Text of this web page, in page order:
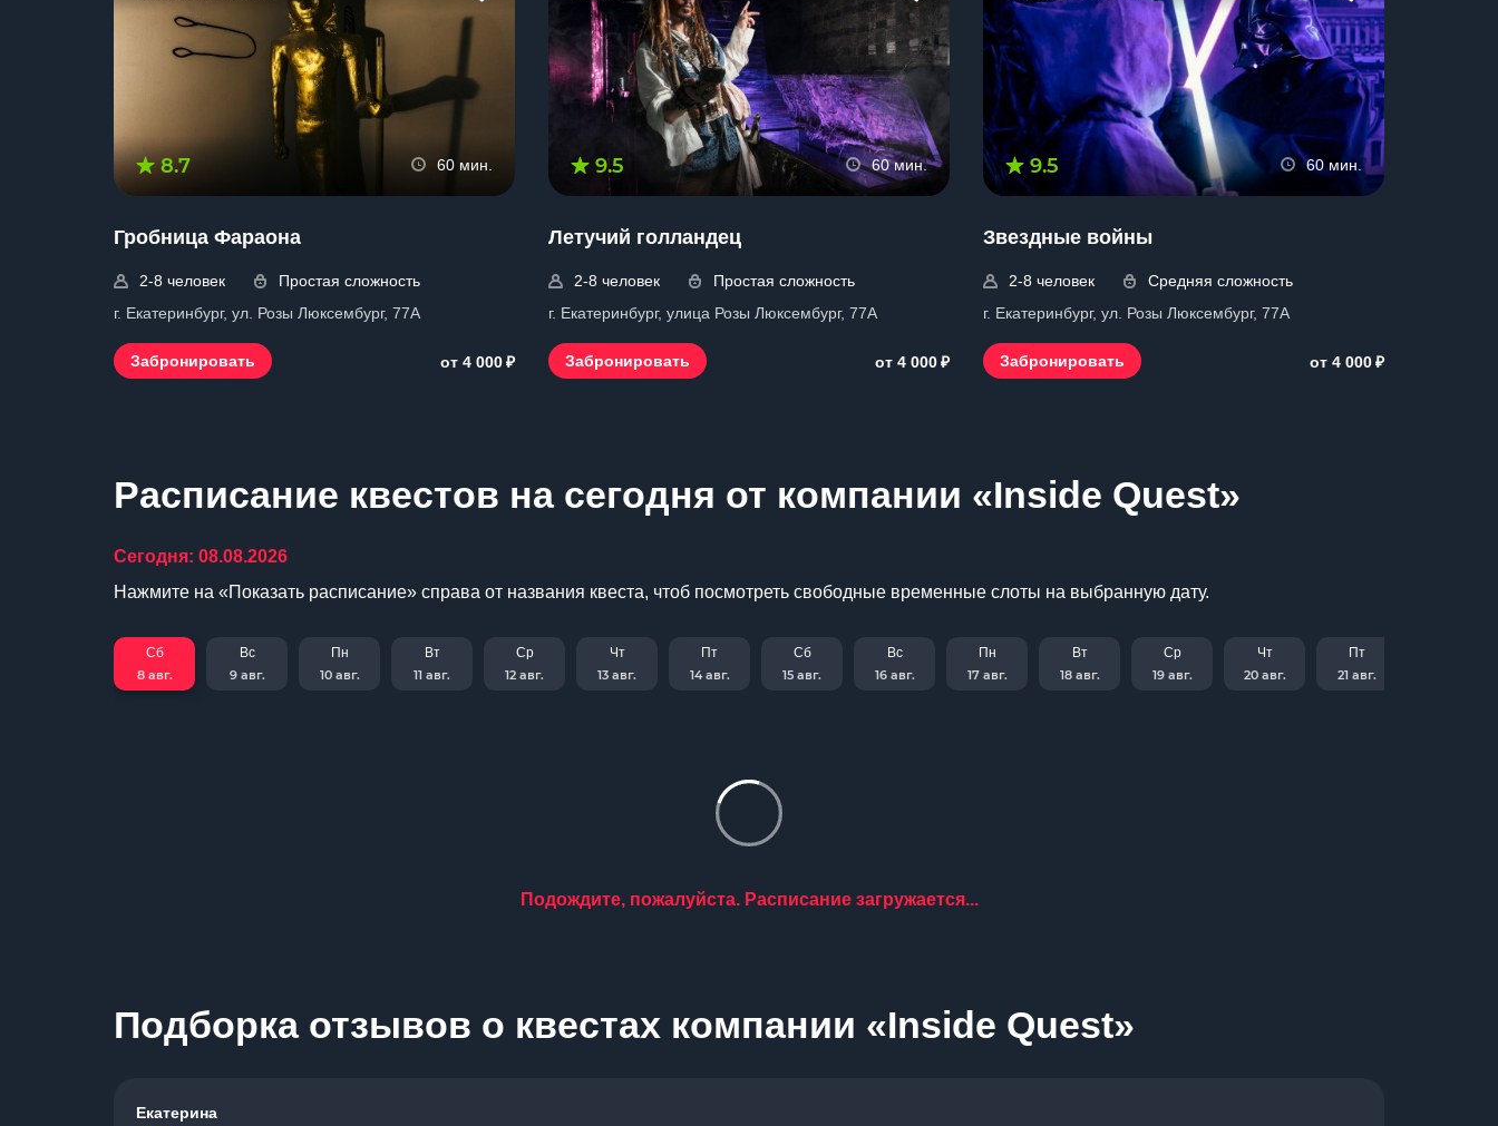
8.7 60 мин.
Гробница Фараона
2-8 человек
Простая сложность
г. Екатеринбург, ул. Розы Люксембург, 77А
Забронировать от 4 000₽
9.5 60 мин.
Летучий голландец
2-8 человек
Простая сложность
г. Екатеринбург, улица Розы Люксембург, 77А
Забронировать от 4 000₽
9.5 60 мин.
Звездные войны
2-8 человек
Средняя сложность
г. Екатеринбург, ул. Розы Люксембург, 77А
Забронировать от 4 000₽
Расписание квестов на сегодня от компании «Inside Quest»
Сегодня: 08.08.2026
Нажмите на «Показать расписание» справа от названия квеста, чтоб посмотреть свободные временные слоты на выбранную дату.
Сб
8 авг.
Вс
9 авг.
Пн
10 авг.
Вт
11 авг.
Ср
12 авг.
Чт
13 авг.
Пт
14 авг.
Сб
15 авг.
Вс
16 авг.
Пн
17 авг.
Вт
18 авг.
Ср
19 авг.
Чт
20 авг.
Пт
21 авг.
Подождите, пожалуйста. Расписание загружается...
Подборка отзывов о квестах компании «Inside Quest»
Екатерина